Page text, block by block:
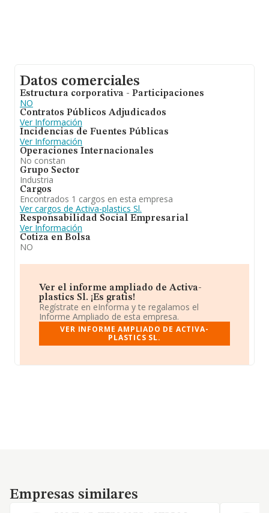
Datos comerciales
Estructura corporativa - Participaciones
NO
Contratos Públicos Adjudicados
Ver Información
Incidencias de Fuentes Públicas
Ver Información
Operaciones Internacionales
No constan
Grupo Sector
Industria
Cargos
Encontrados 1 cargos en esta empresa
Ver cargos de Activa-plastics Sl.
Responsabilidad Social Empresarial
Ver Información
Cotiza en Bolsa
NO
Ver el informe ampliado de Activa-
plastics Sl. ¡Es gratis!
Regístrate en eInforma y te regalamos el
Informe Ampliado de esta empresa.
VER INFORME AMPLIADO DE ACTIVA-
PLASTICS SL.
Empresas similares
Empresas similares